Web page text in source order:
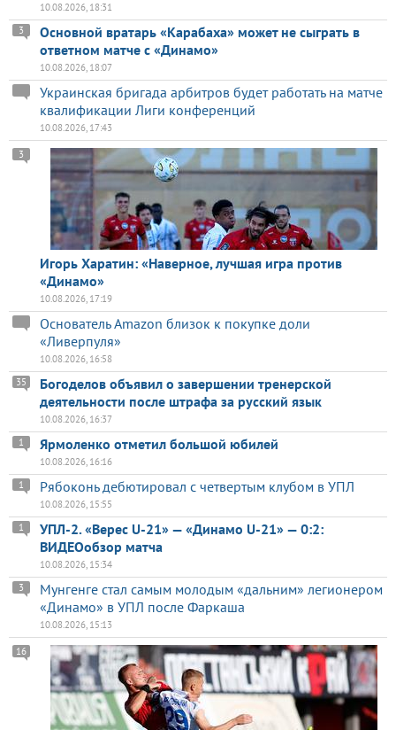
10.08.2026, 18:31
Основной вратарь «Карабаха» может не сыграть в
ответном матче с «Динамо»
3
10.08.2026, 18:07
Украинская бригада арбитров будет работать на матче
квалификации Лиги конференций
10.08.2026, 17:43
Игорь Харатин: «Наверное, лучшая игра против
«Динамо»
3
10.08.2026, 17:19
Основатель Amazon близок к покупке доли
«Ливерпуля»
10.08.2026, 16:58
Богоделов объявил о завершении тренерской
деятельности после штрафа за русский язык
35
10.08.2026, 16:37
Ярмоленко отметил большой юбилей
1
10.08.2026, 16:16
Рябоконь дебютировал с четвертым клубом в УПЛ
1
10.08.2026, 15:55
УПЛ-2. «Верес U-21» — «Динамо U-21» — 0:2:
ВИДЕОобзор матча
1
10.08.2026, 15:34
Мунгенге стал самым молодым «дальним» легионером
«Динамо» в УПЛ после Фаркаша
3
10.08.2026, 15:13
16